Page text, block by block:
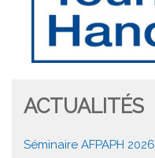
ACTUALITÉS
Séminaire AFPAPH 2026